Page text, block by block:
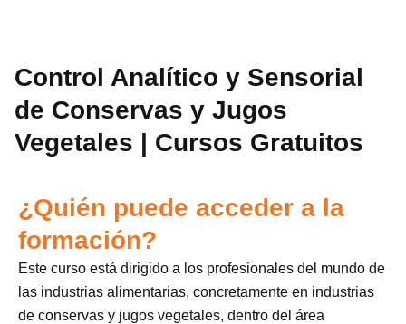
Control Analítico y Sensorial
de Conservas y Jugos
Vegetales | Cursos Gratuitos
¿Quién puede acceder a la
formación?
Este curso está dirigido a los profesionales del mundo de
las industrias alimentarias, concretamente en industrias
de conservas y jugos vegetales, dentro del área